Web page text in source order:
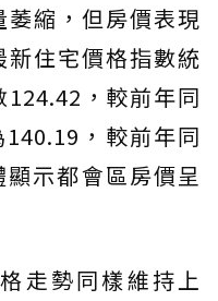
縮，但房價表現
住宅價格指數統
，較前年同
，較前年同
示都會區房價呈
走勢同樣維持上